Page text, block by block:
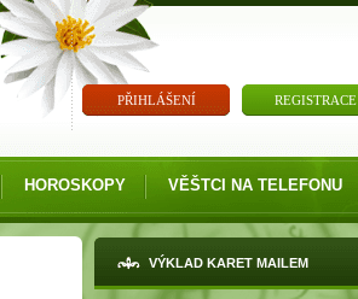
PŘIHLÁŠENÍ REGISTRACE
HOROSKOPY VĚŠTCI NA TELEFONU
VÝKLAD KARET MAILEM